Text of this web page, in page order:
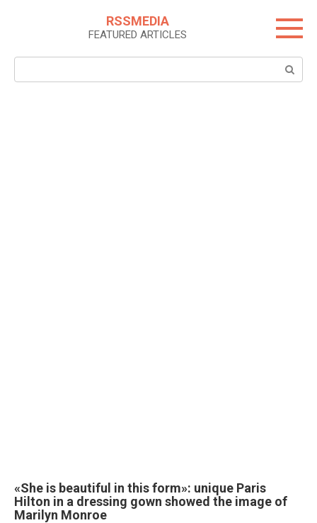
RSSMEDIA
FEATURED ARTICLES
Search:
«She is beautiful in this form»: unique Paris
Hilton in a dressing gown showed the image of
Marilyn Monroe